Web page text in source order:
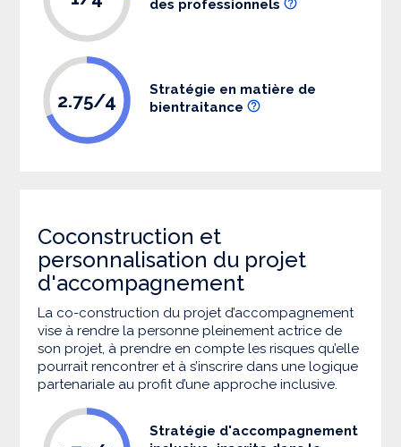
des professionnels
2.75/4
Stratégie en matière de
bientraitance
Coconstruction et
personnalisation du projet
d'accompagnement
La co-construction du projet d’accompagnement
vise à rendre la personne pleinement actrice de
son projet, à prendre en compte les risques qu’elle
pourrait rencontrer et à s’inscrire dans une logique
partenariale au profit d’une approche inclusive.
Stratégie d'accompagnement